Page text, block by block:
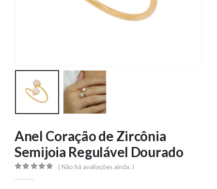
Anel Coração de Zircônia
Semijoia Regulável Dourado
( Não há avaliações ainda. )